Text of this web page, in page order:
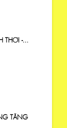
THƠI -...
TĂNG